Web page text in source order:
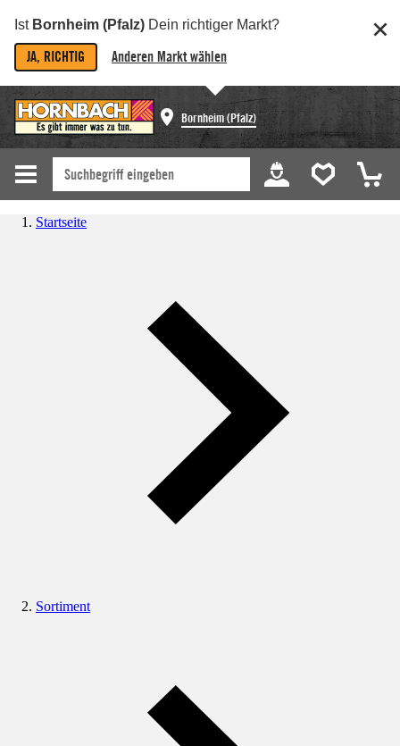
Ist Bornheim (Pfalz) Dein richtiger Markt?
JA, RICHTIG Anderen Markt wählen
Bornheim (Pfalz)
Startseite
Sortiment